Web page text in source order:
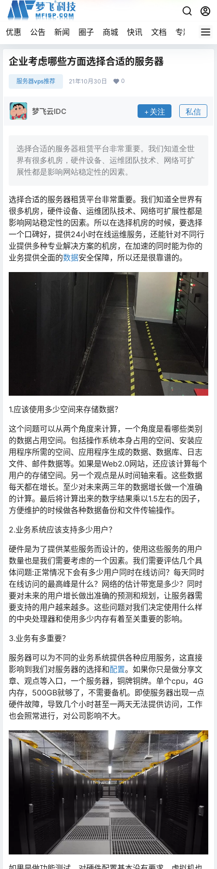
优惠 公告 新闻 圈子 商城 快讯 文档 专题 导航
企业考虑哪些方面选择合适的服务器
服务器vps推荐 21年10月30日 0
梦飞云IDC 关注 私信
选择合适的服务器租赁平台非常重要。我们知道全世
界有很多机房，硬件设备、运维团队技术、网络可扩
展性都是影响网站稳定性的因素。
选择合适的服务器租赁平台非常重要。我们知道全世界有
很多机房，硬件设备、运维团队技术、网络可扩展性都是
影响网站稳定性的因素。所以在选择机房的时候，要选择
一个口碑好，提供24小时在线运维服务，还能针对不同行
业提供多种专业解决方案的机房，在加速的同时能为你的
业务提供全面的数据安全保障，所以还是很靠谱的。
1.应该使用多少空间来存储数据？
这个问题可以从两个角度来计算，一个角度是看哪些类别
的数据占用空间。包括操作系统本身占用的空间、安装应
用程序所需的空间、应用程序生成的数据、数据库、日志
文件、邮件数据等。如果是Web2.0网站，还应该计算每个
用户的存储空间。另一个观点是从时间轴来看。这些数据
每天都在增长。至少对未来两三年的数据增长做一个准确
的计算。最后将计算出来的数字结果乘以1.5左右的因子，
方便维护的时候做各种数据备份和文件传输操作。
2.业务系统应该支持多少用户？
硬件是为了提供某些服务而设计的，使用这些服务的用户
数量也是我们需要考虑的一个因素。我们需要评估几个具
体问题:正常情况下会有多少用户同时在线访问？每天同时
在线访问的最高峰是什么？网络的估计带宽是多少？同时
要对未来的用户增长做出准确的预测和规划，让服务器需
要支持的用户越来越多。这些问题对我们决定使用什么样
的中央处理器和使用多少内存有着至关重要的影响。
3.业务有多重要？
服务器可以为不同的业务系统提供各种应用服务，这直接
影响到我们对服务器的选择和配置。如果你只是做分享文
章、观点等入口，一个服务器，铜牌铜牌。单个cpu，4G
内存，500GB就够了，不需要备机。即使服务器出现一点
硬件故障，导致几个小时甚至一两天无法提供访问，工作
也会照常进行，对公司影响不大。